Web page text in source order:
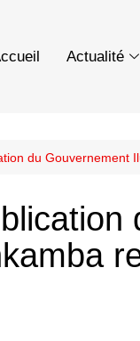
Actualité
du Gouvernement